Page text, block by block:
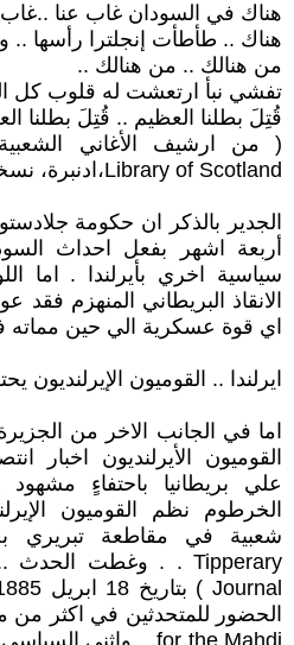
هناك في السودان غاب عنا ..غاب
هناك .. طأطأت إنجلترا رأسها ..
من هنالك .. من هنالك ..
تفشي نبأ ارتعشت له قلوب كل
قُتِلَ بطلنا العظيم .. قُتِلَ بطلنا
Library of Scotland،ادنبرة، نسخة الكترونية 2012).
الجدير بالذكر ان حكومة
أربعة اشهر بفعل احداث
سياسية اخري بأيرلندا . اما
الانقاذ البريطاني المنهزم
اي قوة عسكرية الي حين مماته في
ايرلندا .. القوميون الإيرلنديون
اما في الجانب الاخر من
القوميون الأيرلنديون اخبار
علي بريطانيا باحتفاءٍ
الخرطوم نظم القوميون